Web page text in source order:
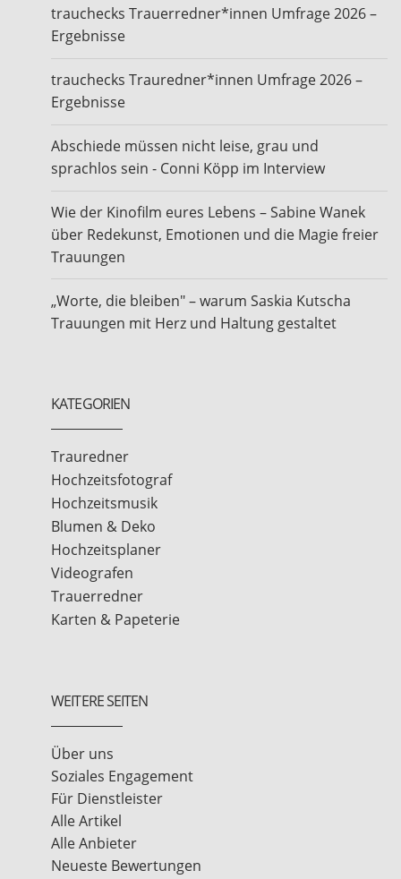
trauchecks Trauerredner*innen Umfrage 2026 –
Ergebnisse
trauchecks Trauredner*innen Umfrage 2026 –
Ergebnisse
Abschiede müssen nicht leise, grau und
sprachlos sein - Conni Köpp im Interview
Wie der Kinofilm eures Lebens – Sabine Wanek
über Redekunst, Emotionen und die Magie freier
Trauungen
„Worte, die bleiben" – warum Saskia Kutscha
Trauungen mit Herz und Haltung gestaltet
KATEGORIEN
Trauredner
Hochzeitsfotograf
Hochzeitsmusik
Blumen & Deko
Hochzeitsplaner
Videografen
Trauerredner
Karten & Papeterie
WEITERE SEITEN
Über uns
Soziales Engagement
Für Dienstleister
Alle Artikel
Alle Anbieter
Neueste Bewertungen